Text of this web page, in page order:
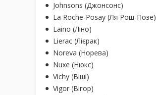
Johnsons (Джонсонс)
La Roche-Posay (Ля Рош-Позе)
Laino (Ліно)
Lierac (Лієрак)
Noreva (Норева)
Nuxe (Нюкс)
Vichy (Віші)
Vigor (Вігор)